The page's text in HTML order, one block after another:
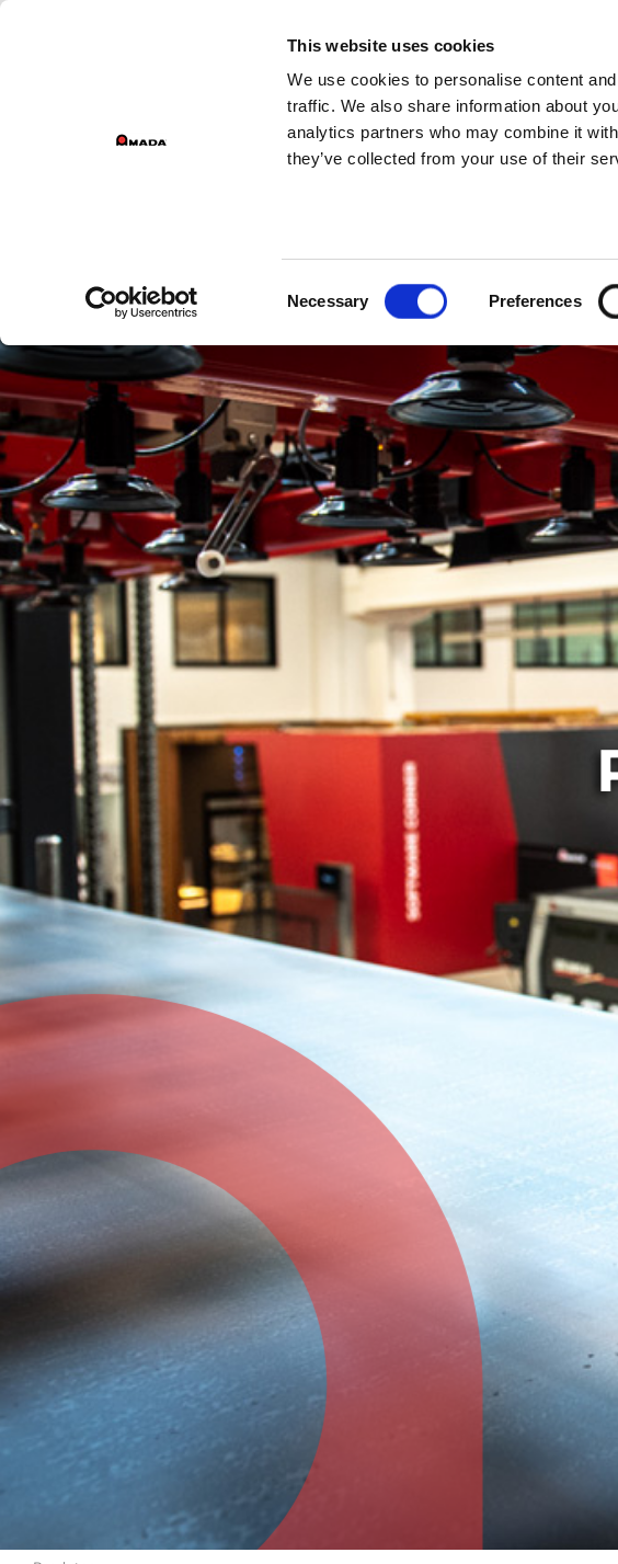
This website uses cookies
We use cookies to personalise content
traffic. We also share information about
analytics partners who may combine it
they’ve collected from your use of their
Necessary Preferences
DIVISÕES DO GRUPO
Main Navigation
PRODUTOS